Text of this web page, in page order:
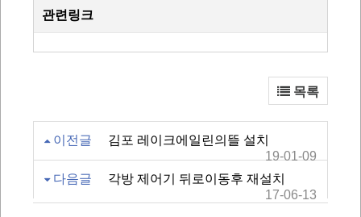
관련링크
목록
이전글
김포 레이크에일린의뜰 설치
19-01-09
다음글
각방 제어기 뒤로이동후 재설치
17-06-13